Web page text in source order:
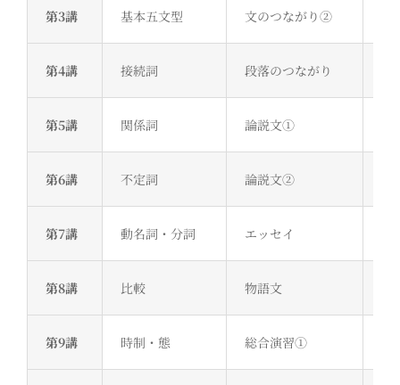
第3講 基本五文型 文のつながり②
第4講 接続詞 段落のつながり
第5講 関係詞 論説文①
第6講 不定詞 論説文②
第7講 動名詞・分詞 エッセイ
第8講 比較 物語文
第9講 時制・態 総合演習①